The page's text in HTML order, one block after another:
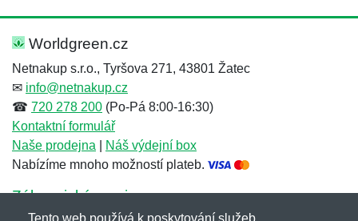
Hodnocení:
Jméno: *
Jméno:
E-mail:*
Worldgreen.cz
Netnakup s.r.o., Tyršova 271, 43801 Žatec
✉ info@netnakup.cz
☎ 720 278 200 (Po-Pá 8:00-16:30)
Kontaktní formulář
Naše prodejna
Náš výdejní box
Nabízíme mnoho možností plateb.
Zákaznický servis
Tento web používá k poskytování služeb,